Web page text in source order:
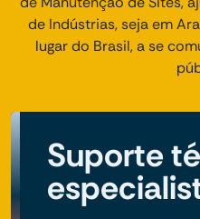
de Indústrias, seja em
lugar do Brasil, a se
Suporte